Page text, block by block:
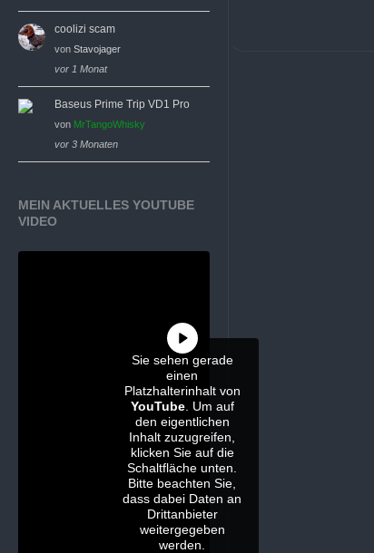
coolizi scam
von Stavojager
vor 1 Monat
Baseus Prime Trip VD1 Pro
von MrTangoWhisky
vor 3 Monaten
MEIN AKTUELLES YOUTUBE
VIDEO
Sie sehen gerade
einen
Platzhalterinhalt von
YouTube. Um auf
den eigentlichen
Inhalt zuzugreifen,
klicken Sie auf die
Schaltfläche unten.
Bitte beachten Sie,
dass dabei Daten an
Drittanbieter
weitergegeben
werden.